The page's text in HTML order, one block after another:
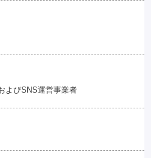
よびSNS運営事業者